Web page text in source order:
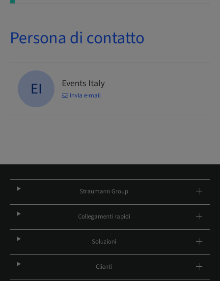
Persona di contatto
EI Events Italy
Invia e-mail
Straumann Group
Collegamenti rapidi
Soluzioni
Clienti